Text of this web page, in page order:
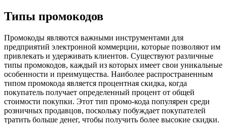
Типы промокодов
Промокоды являются важными инструментами для
предприятий электронной коммерции, которые позволяют им
привлекать и удерживать клиентов. Существуют различные
типы промокодов, каждый из которых имеет свои уникальные
особенности и преимущества. Наиболее распространенным
типом промокода является процентная скидка, когда
покупатель получает определенный процент от общей
стоимости покупки. Этот тип промо-кода популярен среди
розничных продавцов, поскольку побуждает покупателей
тратить больше денег, чтобы получить более высокие скидки.